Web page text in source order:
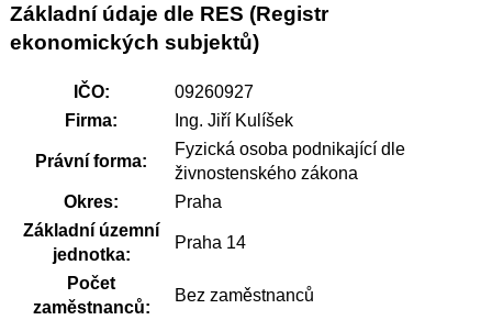
Základní údaje dle RES (Registr
ekonomických subjektů)
IČO:
09260927
Firma:
Ing. Jiří Kulíšek
Právní forma:
Fyzická osoba podnikající dle
živnostenského zákona
Okres:
Praha
Základní územní
jednotka:
Praha 14
Počet
zaměstnanců:
Bez zaměstnanců